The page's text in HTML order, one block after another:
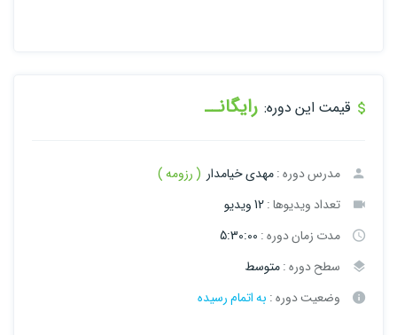
قیمت این دوره: رایگانــ
مدرس دوره :مهدی خیامدار ( رزومه )
تعداد ویدیوها :12 ویدیو
مدت زمان دوره : 5:30:00
سطح دوره :متوسط
وضعیت دوره : به اتمام رسیده